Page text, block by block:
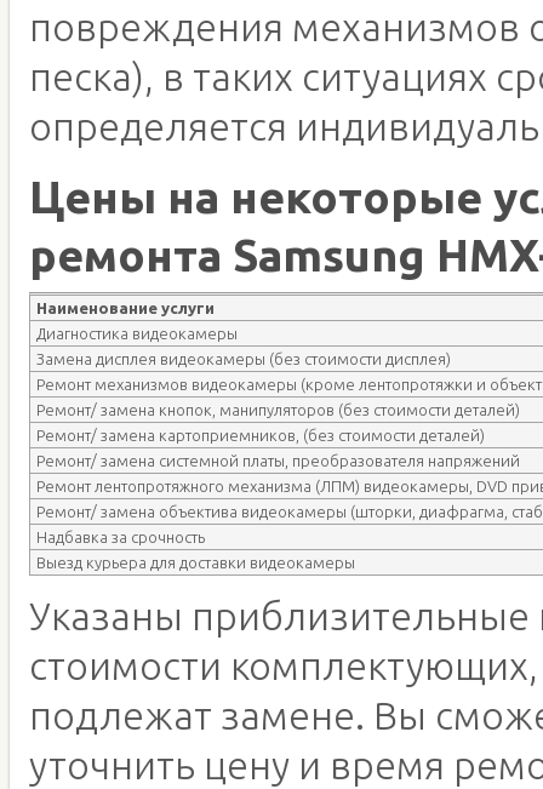
повреждения механизмов
песка), в таких ситуациях
определяется
Цены на некоторые
ремонта Samsung
Наименование услуги
Диагностика видеокамеры
Замена дисплея видеокамеры (без стоимости дисплея)
Ремонт механизмов видеокамеры (кроме лентопротяжки и
Ремонт/ замена кнопок, манипуляторов (без стоимости деталей)
Ремонт/ замена картоприемников, (без стоимости деталей)
Ремонт/ замена системной платы, преобразователя напряжений
Ремонт лентопротяжного механизма (ЛПМ) видеокамеры, DVD
Ремонт/ замена объектива видеокамеры (шторки, диафрагма,
Надбавка за срочность
Выезд курьера для доставки видеокамеры
Указаны приблизительные
стоимости
подлежат замене. Вы
уточнить цену и время